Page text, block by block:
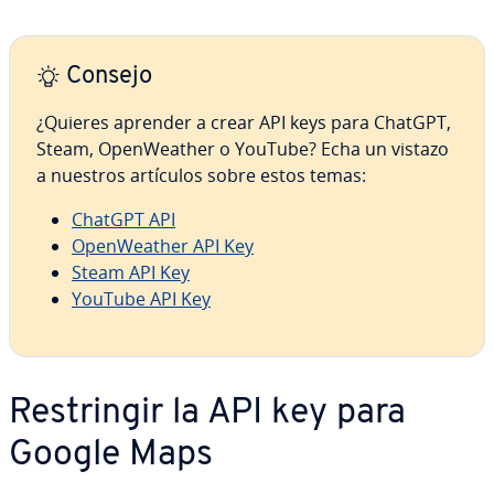
Consejo
¿Quieres aprender a crear API keys para ChatGPT,
Steam, Ope­n­Wea­ther o YouTube? Echa un vistazo
a nuestros artículos sobre estos temas:
ChatGPT API
Ope­n­Wea­ther API Key
Steam API Key
YouTube API Key
Re­s­tri­n­gir la API key para
Google Maps